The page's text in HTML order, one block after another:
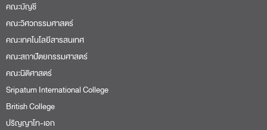
คณะบัญชี
คณะวิศวกรรมศาสตร์
คณะเทคโนโลยีสารสนเทศ
คณะสถาปัตยกรรมศาสตร์
คณะนิติศาสตร์
Sripatum International College
British College
ปริญญาโท-เอก